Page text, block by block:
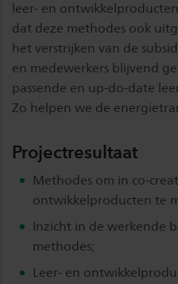
leer- en
dat deze methodes ook
het verstrijken van de
en medewerkers blijvend
passende en up-do-date
Zo helpen we de
Projectresultaat
Methodes om in co-
ontwikkelproducten te
Inzicht in de werkende
methodes;
Leer- en